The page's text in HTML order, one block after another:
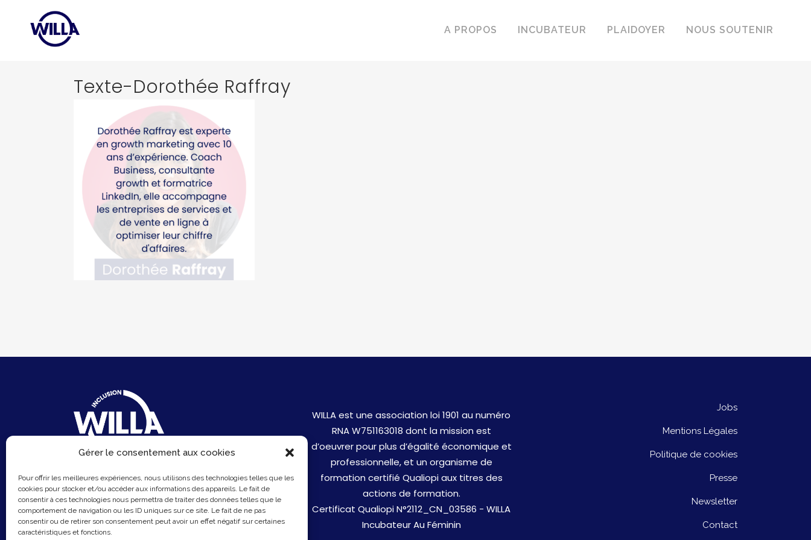
Gérer le consentement aux cookies
Pour offrir les meilleures expériences, nous utilisons des technologies telles que les
cookies pour stocker et/ou accéder aux informations des appareils. Le fait de
consentir à ces technologies nous permettra de traiter des données telles que le
comportement de navigation ou les ID uniques sur ce site. Le fait de ne pas
consentir ou de retirer son consentement peut avoir un effet négatif sur certaines
caractéristiques et fonctions.
A PROPOS INCUBATEUR PLAIDOYER NOUS SOUTENIR
Texte-Dorothée Raffray
6 Rue du Sentier
75002 Paris
Email :contact@hellowilla.co
WILLA est une association loi 1901 au numéro
RNA W751163018 dont la mission est
d’oeuvrer pour plus d’égalité économique et
professionnelle, et un organisme de
formation certifié Qualiopi aux titres des
actions de formation.
Certificat Qualiopi N°2112_CN_03586 - WILLA
Incubateur Au Féminin
Jobs
Mentions Légales
Politique de cookies
Presse
Newsletter
Contact